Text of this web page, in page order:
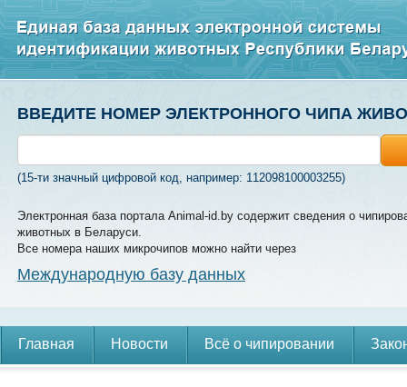
ВВЕДИТЕ НОМЕР ЭЛЕКТРОННОГО ЧИПА
(15-ти значный цифровой код, например: 112098100003255)
Электронная база портала Animal-id.by содержит сведения о
животных в Беларуси.
Все номера наших микрочипов можно найти через
Международную базу данных
Главная Новости Всё о чипировании